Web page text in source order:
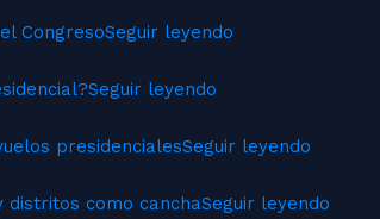
CongresoSeguir leyendo
Seguir leyendo
presidencialesSeguir leyendo
distritos como canchaSeguir leyendo